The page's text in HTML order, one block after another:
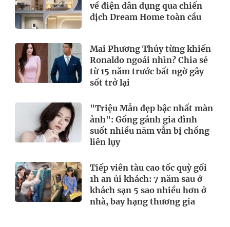
về điện dân dụng qua chiến
dịch Dream Home toàn cầu
Mai Phương Thúy từng khiến
Ronaldo ngoái nhìn? Chia sẻ
từ 15 năm trước bất ngờ gây
sốt trở lại
"Triệu Mẫn đẹp bậc nhất màn
ảnh": Gồng gánh gia đình
suốt nhiều năm vẫn bị chồng
liên lụy
Tiếp viên tàu cao tốc quỳ gối
1h an ủi khách: 7 năm sau ở
khách sạn 5 sao nhiều hơn ở
nhà, bay hạng thương gia